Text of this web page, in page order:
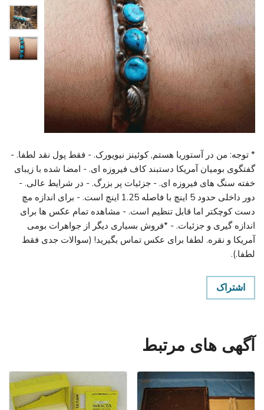
* توجه: من در آستوریا هستم, کوئینز نیویورک. - فقط پول نقد لطفا. -
گفتگوی بومیان آمریکا دستبند کاف فیروزه ای. - امضا شده با زیبای
خفته سنگ های فیروزه ای. - جزئیات پر بزرگ. - در شرایط عالی. -
دور داخلی حدود 5 اینچ با فاصله 1.25 اینچ است. - برای اندازه مچ
دست کوچکتر اما قابل تنظیم است. - مشاهده تمام عکس ها برای
اندازه گیری و جزئیات. - *فروش بسیاری دیگر از جواهرات بومی
آمریکا و نقره. لطفا برای عکس تماس بگیرید! (سوالات جدی فقط
لطفا.).
اشتراک
آگهی های مرتبط